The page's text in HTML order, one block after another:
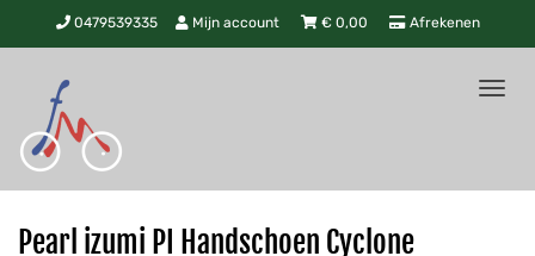
0479539335 Mijn account € 0,00 Afrekenen
Pearl izumi PI Handschoen Cyclone